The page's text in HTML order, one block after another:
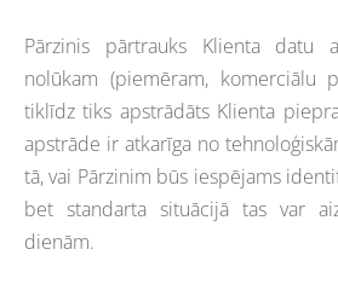
Pārzinis pārtrauks Klienta datu
nolūkam (piemēram, komerciālu
tiklīdz tiks apstrādāts Klienta
apstrāde ir atkarīga no
tā, vai Pārzinim būs iespējams
bet standarta situācijā tas var
dienām.